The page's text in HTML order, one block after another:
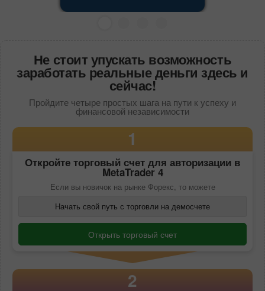
Не стоит упускать возможность
заработать реальные деньги здесь и
сейчас!
Пройдите четыре простых шага на пути к успеху и
финансовой независимости
1
Откройте торговый счет для авторизации в
MetaTrader 4
Если вы новичок на рынке Форекс, то можете
Начать свой путь с торговли на демосчете
Открыть торговый счет
2